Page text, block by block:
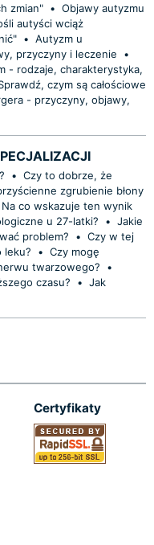
zmian" • Objawy autyzmu
autyści wciąż
• Autyzm u
przyczyny i leczenie
•
- rodzaje, charakterystyka,
czym są całościowe
- przyczyny, objawy,
• Czy to dobrze, że
zgrubienie błony
Na co wskazuje ten wynik
u 27-latki? • Jakie
problem?
• Czy w tej
leku?
• Czy mogę
twarzowego?
•
czasu?
• Jak
Certyfikaty